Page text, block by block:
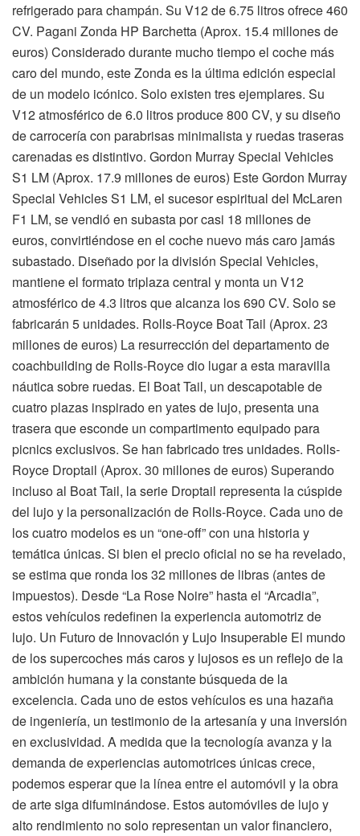
refrigerado para champán. Su V12 de 6.75 litros ofrece 460
CV. Pagani Zonda HP Barchetta (Aprox. 15.4 millones de
euros) Considerado durante mucho tiempo el coche más
caro del mundo, este Zonda es la última edición especial
de un modelo icónico. Solo existen tres ejemplares. Su
V12 atmosférico de 6.0 litros produce 800 CV, y su diseño
de carrocería con parabrisas minimalista y ruedas traseras
carenadas es distintivo. Gordon Murray Special Vehicles
S1 LM (Aprox. 17.9 millones de euros) Este Gordon Murray
Special Vehicles S1 LM, el sucesor espiritual del McLaren
F1 LM, se vendió en subasta por casi 18 millones de
euros, convirtiéndose en el coche nuevo más caro jamás
subastado. Diseñado por la división Special Vehicles,
mantiene el formato triplaza central y monta un V12
atmosférico de 4.3 litros que alcanza los 690 CV. Solo se
fabricarán 5 unidades. Rolls-Royce Boat Tail (Aprox. 23
millones de euros) La resurrección del departamento de
coachbuilding de Rolls-Royce dio lugar a esta maravilla
náutica sobre ruedas. El Boat Tail, un descapotable de
cuatro plazas inspirado en yates de lujo, presenta una
trasera que esconde un compartimento equipado para
picnics exclusivos. Se han fabricado tres unidades. Rolls-
Royce Droptail (Aprox. 30 millones de euros) Superando
incluso al Boat Tail, la serie Droptail representa la cúspide
del lujo y la personalización de Rolls-Royce. Cada uno de
los cuatro modelos es un “one-off” con una historia y
temática únicas. Si bien el precio oficial no se ha revelado,
se estima que ronda los 32 millones de libras (antes de
impuestos). Desde “La Rose Noire” hasta el “Arcadia”,
estos vehículos redefinen la experiencia automotriz de
lujo. Un Futuro de Innovación y Lujo Insuperable El mundo
de los supercoches más caros y lujosos es un reflejo de la
ambición humana y la constante búsqueda de la
excelencia. Cada uno de estos vehículos es una hazaña
de ingeniería, un testimonio de la artesanía y una inversión
en exclusividad. A medida que la tecnología avanza y la
demanda de experiencias automotrices únicas crece,
podemos esperar que la línea entre el automóvil y la obra
de arte siga difuminándose. Estos automóviles de lujo y
alto rendimiento no solo representan un valor financiero,